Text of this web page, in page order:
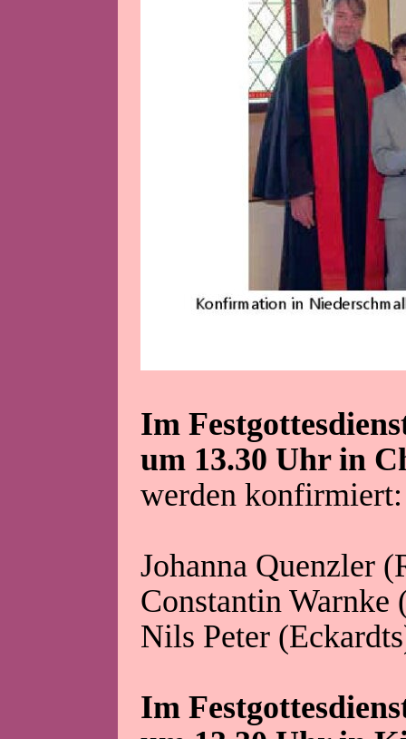
Im
um 13.30 Uhr in
werden konfirmiert:
Johanna Quenzler
Constantin Warnke
Nils Peter
Im